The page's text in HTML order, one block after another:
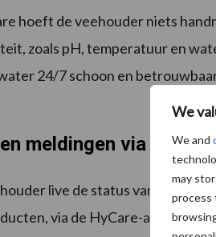
We
We and
may
process
hoeft de veehouder niets
zoals pH, temperatuur en
24/7 schoon en
meldingen via de
live de status van het
via de HyCare-app. Op